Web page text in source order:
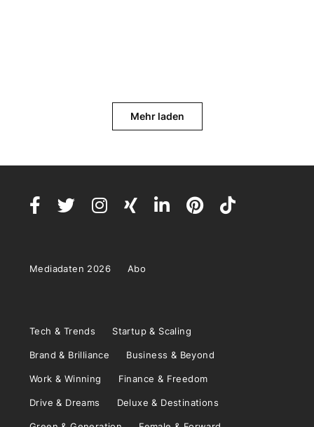
Mehr laden
Mediadaten 2026 Abo
Tech & Trends Startup & Scaling
Brand & Brilliance Business & Beyond
Work & Winning Finance & Freedom
Drive & Dreams Deluxe & Destinations